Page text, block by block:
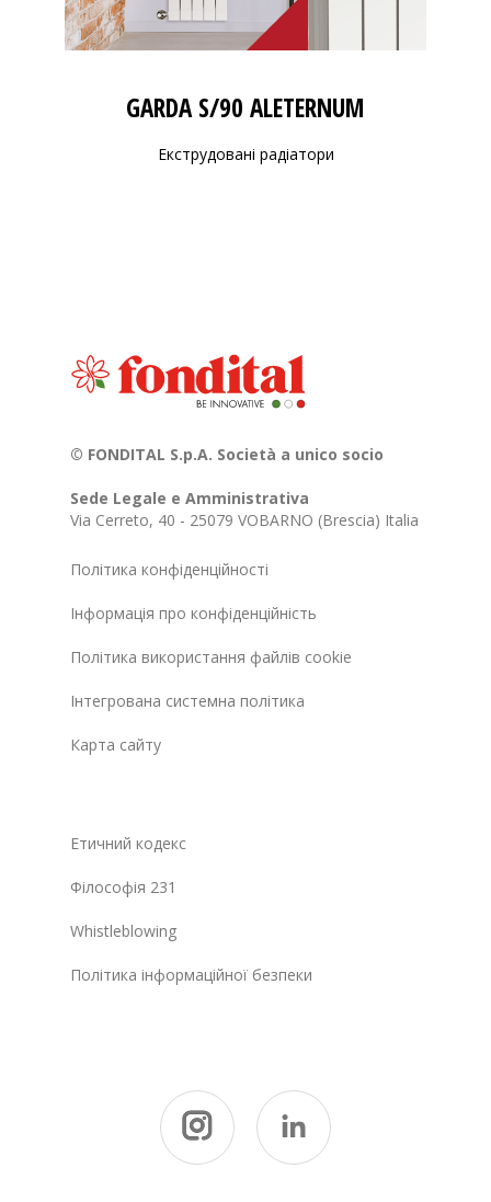
GARDA S/90 ALETERNUM
Екструдовані радіатори
© FONDITAL S.p.A. Società a unico socio
Sede Legale e Amministrativa
Via Cerreto, 40 - 25079 VOBARNO (Brescia) Italia
Політика конфіденційності
Інформація про конфіденційність
Політика використання файлів cookie
Інтегрована системна політика
Карта сайту
Етичний кодекс
Філософія 231
Whistleblowing
Політика інформаційної безпеки